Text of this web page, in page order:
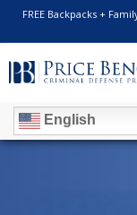
FREE Backpacks +
English